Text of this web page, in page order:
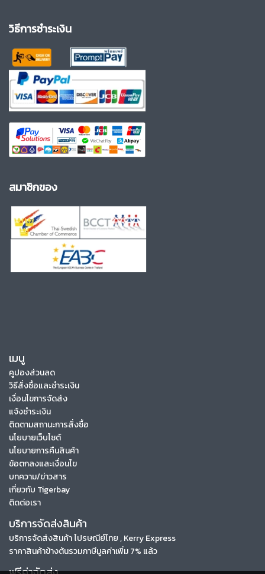
วิธีการชำระเงิน
สมาชิกของ
เมนู
คูปองส่วนลด
วิธีสั่งซื้อและชำระเงิน
เงื่อนไขการจัดส่ง
แจ้งชำระเงิน
ติดตามสถานะการสั่งซื้อ
นโยบายเว็บไซต์
นโยบายการคืนสินค้า
ข้อตกลงและเงื่อนไข
บทความ/ข่าวสาร
เกี่ยวกับ Tigerbay
ติดต่อเรา
บริการจัดส่งสินค้า
บริการจัดส่งสินค้า ไปรษณีย์ไทย , Kerry Express
ราคาสินค้าข้างต้นรวมภาษีมูลค่าเพิ่ม 7% แล้ว